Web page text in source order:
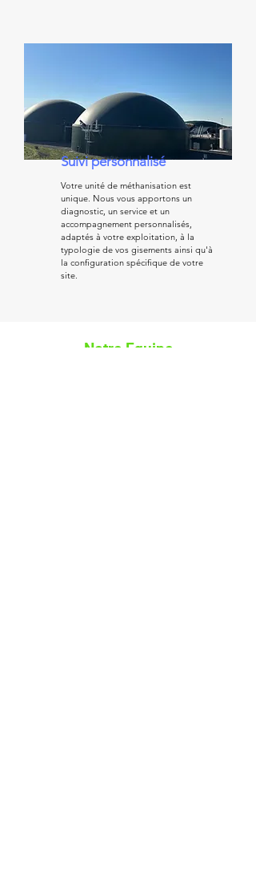
Suivi personnalisé
Votre unité de méthanisation est
unique. Nous vous apportons un
diagnostic, un service et un
accompagnement personnalisés,
adaptés à votre exploitation, à la
typologie de vos gisements ainsi qu'à
la configuration spécifique de votre
site.
Notre Equipe